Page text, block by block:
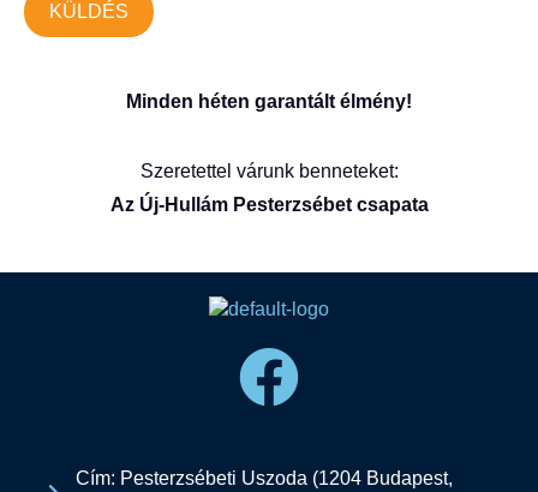
KÜLDÉS
Minden héten garantált élmény!
Szeretettel várunk benneteket:
Az Új-Hullám Pesterzsébet csapata
Cím: Pesterzsébeti Uszoda (1204 Budapest,